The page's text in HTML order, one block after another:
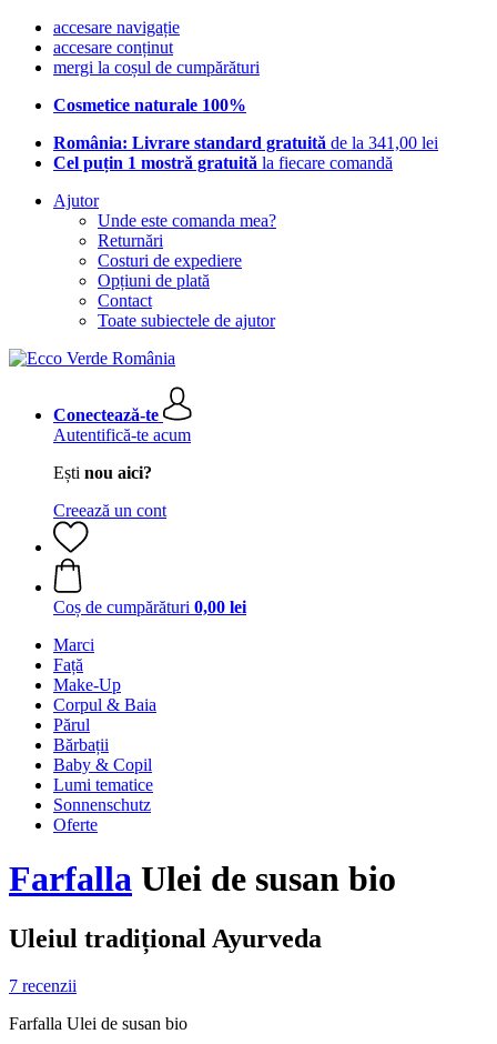
accesare navigație
accesare conținut
mergi la coșul de cumpărături
Cosmetice naturale 100%
România: Livrare standard gratuită de la 341,00 lei
Cel puțin 1 mostră gratuită la fiecare comandă
Ajutor
Unde este comanda mea?
Returnări
Costuri de expediere
Opțiuni de plată
Contact
Toate subiectele de ajutor
Conectează-te
Autentifică-te acum
Ești nou aici?
Creează un cont
Coș de cumpărături 0,00 lei
Marci
Față
Make-Up
Corpul & Baia
Părul
Bărbații
Baby & Copil
Lumi tematice
Sonnenschutz
Oferte
Farfalla Ulei de susan bio
Uleiul tradițional Ayurveda
7 recenzii
Farfalla Ulei de susan bio